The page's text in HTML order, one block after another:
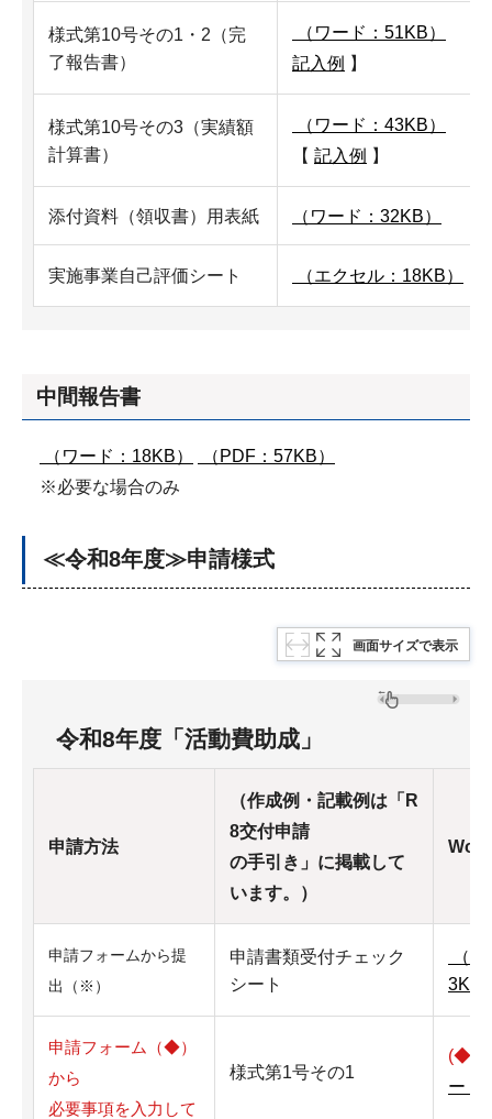
様式第10号その1・2（完
了報告書）
（ワード：51KB）
記入例 】
様式第10号その3（実績額
計算書）
（ワード：43KB）
【 記入例 】
添付資料（領収書）用表紙 （ワード：32KB）
実施事業自己評価シート （エクセル：18KB）
中間報告書
（ワード：18KB）
（PDF：57KB）
※必要な場合のみ
≪令和8年度≫申請様式
画面サイズで表示
令和8年度 「活動費助成」
申請方法
（作成例・記載例は「R
8交付申請
の手引き」に掲載して
います。）
申請フォームから提
出（※）
申請書類受付チェック
シート
（
3KB
申請フォーム（◆）
から
必要事項を入力して
様式第1号その1
(◆)
ード